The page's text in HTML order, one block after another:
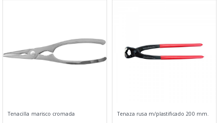
Tenacilla marisco cromada Tenaza rusa m/plastificado 200 mm.